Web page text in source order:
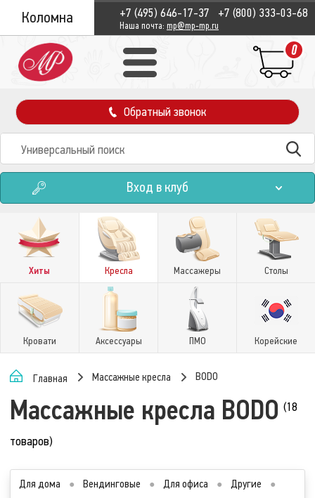
Коломна +7 (495) 646-17-37 +7 (800) 333-03-68
Наша почта: mp@mp-mp.ru
0
Обратный звонок
Вход в клуб
Хиты Кресла Массажеры Столы
Кровати Аксессуары ПМО Корейские
Главная Массажные кресла BODO
Массажные кресла BODO (18
товаров)
Для дома ● Вендинговые ● Для офиса ● Другие
●